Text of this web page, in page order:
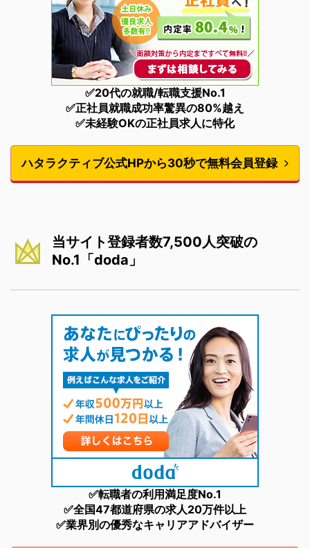
✅20代の就職/転職支援No.1
✅正社員就職成功率驚異の80%越え
✅未経験OKの正社員求人に特化
ハタラクティブ公式HPから30秒で無料会員登録
当サイト登録者数7,500人突破の
No.1「doda」
✅転職者の利用満足度No.1
✅全国47都道府県の求人20万件以上
✅業界別の優秀なキャリアアドバイザー